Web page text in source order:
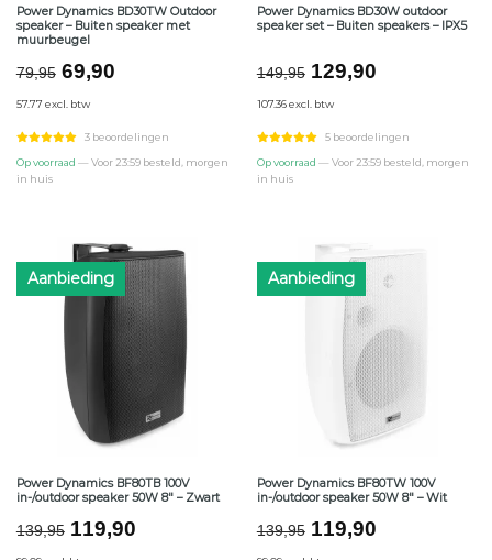
Power Dynamics BD30TW Outdoor
speaker – Buiten speaker met
muurbeugel
79,95 Oorspronkelijke
was:
€79,95.
69,90Huidige
€69,90.
57.77 excl. btw
3 beoordelingen
Op voorraad — Voor 23:59 besteld, morgen
in huis
Power Dynamics BD30W outdoor
speaker set – Buiten speakers – IPX5
149,95 Oorspronkelijke
was:
€149,95.
129,90Huidige
€129,90.
107.36 excl. btw
5 beoordelingen
Op voorraad — Voor 23:59 besteld, morgen
in huis
Aanbieding
Power Dynamics BF80TB 100V
in-/outdoor speaker 50W 8″ – Zwart
139,95 Oorspronkelijke
119,90Huidige
Aanbieding
Power Dynamics BF80TW 100V
in-/outdoor speaker 50W 8″ – Wit
139,95 Oorspronkelijke
119,90Huidige